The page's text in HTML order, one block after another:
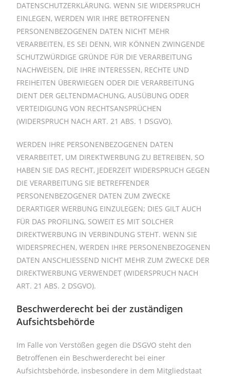
DATENSCHUTZERKLÄRUNG. WENN SIE WIDERSPRUCH
EINLEGEN, WERDEN WIR IHRE BETROFFENEN
PERSONENBEZOGENEN DATEN NICHT MEHR
VERARBEITEN, ES SEI DENN, WIR KÖNNEN ZWINGENDE
SCHUTZWÜRDIGE GRÜNDE FÜR DIE VERARBEITUNG
NACHWEISEN, DIE IHRE INTERESSEN, RECHTE UND
FREIHEITEN ÜBERWIEGEN ODER DIE VERARBEITUNG
DIENT DER GELTENDMACHUNG, AUSÜBUNG ODER
VERTEIDIGUNG VON RECHTSANSPRÜCHEN
(WIDERSPRUCH NACH ART. 21 ABS. 1 DSGVO).
WERDEN IHRE PERSONENBEZOGENEN DATEN
VERARBEITET, UM DIREKTWERBUNG ZU BETREIBEN, SO
HABEN SIE DAS RECHT, JEDERZEIT WIDERSPRUCH GEGEN
DIE VERARBEITUNG SIE BETREFFENDER
PERSONENBEZOGENER DATEN ZUM ZWECKE
DERARTIGER WERBUNG EINZULEGEN; DIES GILT AUCH
FÜR DAS PROFILING, SOWEIT ES MIT SOLCHER
DIREKTWERBUNG IN VERBINDUNG STEHT. WENN SIE
WIDERSPRECHEN, WERDEN IHRE PERSONENBEZOGENEN
DATEN ANSCHLIESSEND NICHT MEHR ZUM ZWECKE DER
DIREKTWERBUNG VERWENDET (WIDERSPRUCH NACH
ART. 21 ABS. 2 DSGVO).
Beschwerderecht bei der zuständigen
Aufsichtsbehörde
Im Falle von Verstößen gegen die DSGVO steht den
Betroffenen ein Beschwerderecht bei einer
Aufsichtsbehörde, insbesondere in dem Mitgliedstaat